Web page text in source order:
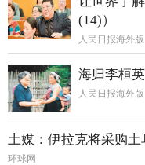
(14)）
人民日报海外版
海归李桓
人民日报海外版
土媒：伊拉克将采购土
环球网